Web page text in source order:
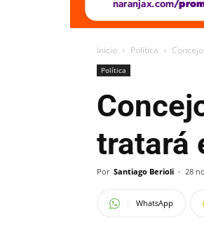
Inicio Política
Política
tratará
Por Santiago Berioli - 28
WhatsApp